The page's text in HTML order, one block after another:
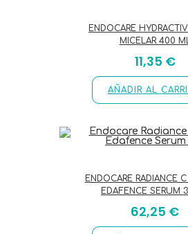
ENDOCARE
MICELAR 400
11,35 €
AÑADIR AL
ENDOCARE RADIANCE
EDAFENCE SERUM
62,25 €